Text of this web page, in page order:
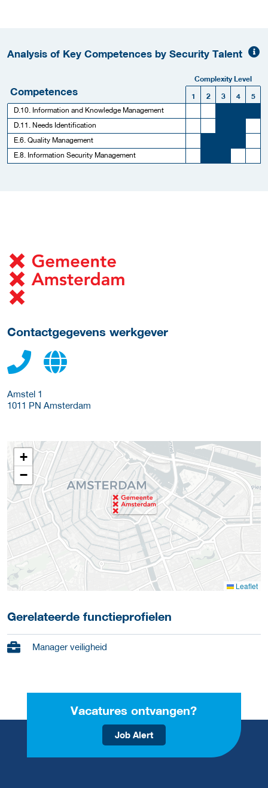
Analysis of Key Competences by Security Talent
Complexity Level
Competences 1 2 3 4
5
D.10. Information and Knowledge Management
D.11. Needs Identification
E.6. Quality Management
E.8. Information Security Management
Meer werkgever details
Contactgegevens werkgever
Amstel 1
1011 PN Amsterdam
+
−
Leaflet
Gerelateerde functieprofielen
Manager veiligheid
Vacatures ontvangen?
Job Alert